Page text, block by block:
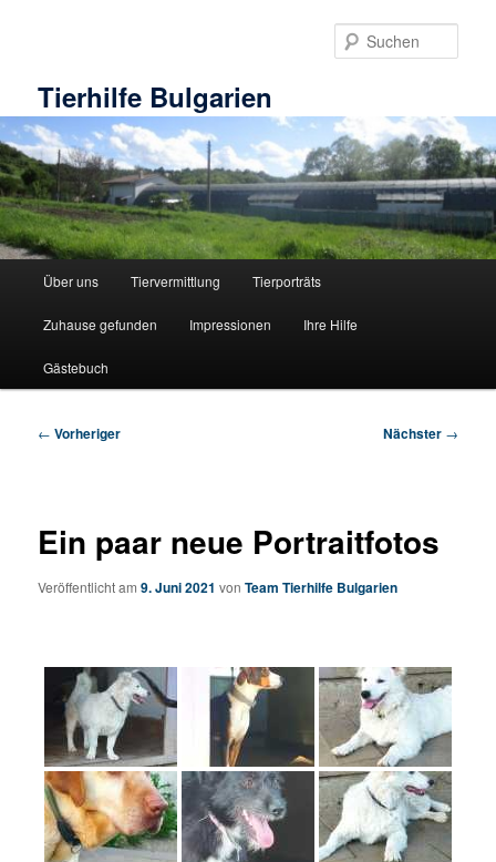
Tierhilfe Bulgarien
HauptmenüÜber uns Tiervermittlung Tierporträts
Zuhause gefunden Impressionen Ihre Hilfe
Gästebuch
Beitragsnavigation
← Vorheriger Nächster →
Ein paar neue Portraitfotos
Veröffentlicht am9. Juni 2021 vonTeam Tierhilfe Bulgarien